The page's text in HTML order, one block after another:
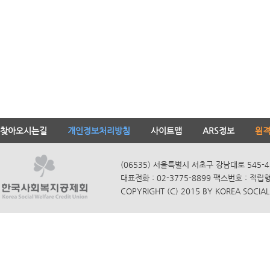
찾아오시는길 개인정보처리방침 사이트맵 ARS정보 원
(06535) 서울특별시 서초구 강남대로 545-
대표전화 : 02-3775-8899 팩스번호 : 적립
COPYRIGHT (C) 2015 BY KOREA SOCIAL